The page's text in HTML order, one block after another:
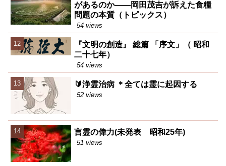
があるのか――岡田茂吉が訴えた食糧
問題の本質（トピックス）
54 views
『文明の創造』 総篇 「序文」（ 昭和
二十七年）
54 views
🔰浄霊治病 ＊全ては霊に起因する
52 views
言霊の偉力(未発表 昭和25年)
51 views